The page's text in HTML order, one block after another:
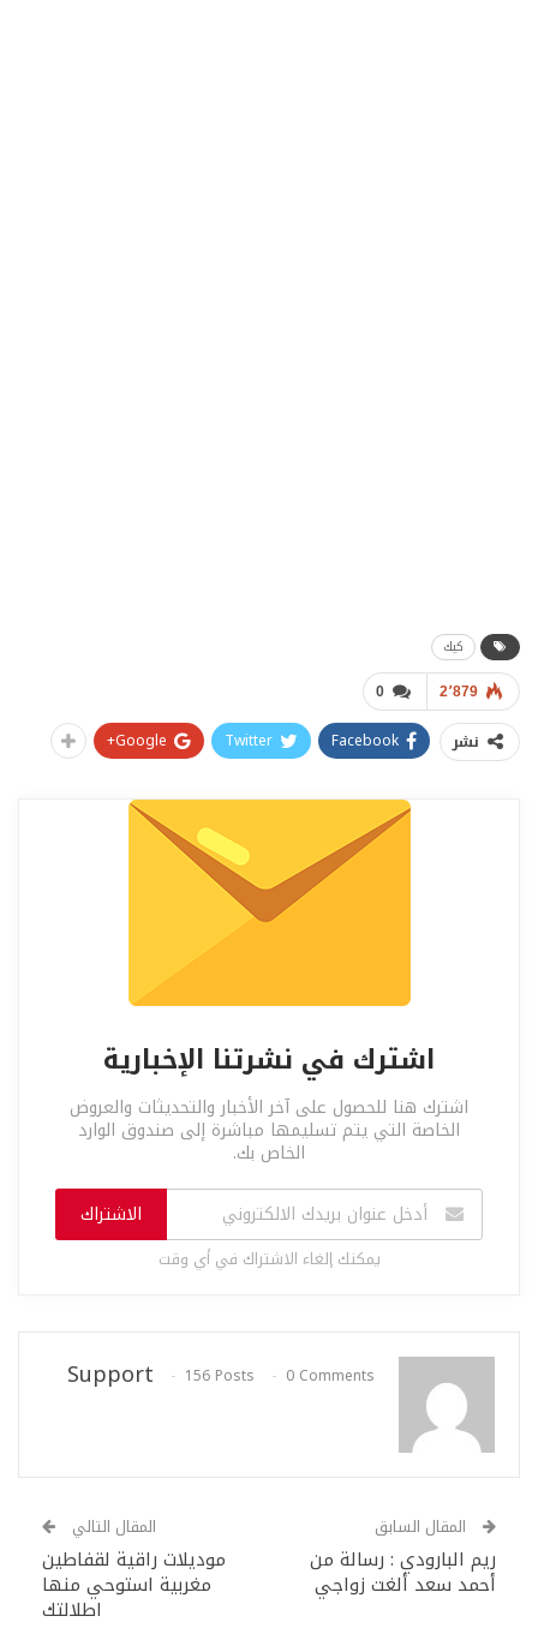
كيك
0 2٬879
نشر Facebook
Twitter
Google+
اشترك في نشرتنا الإخبارية
اشترك هنا للحصول على آخر الأخبار والتحديثات والعروض
الخاصة التي يتم تسليمها مباشرة إلى صندوق الوارد
الخاص بك.
الاشتراك
يمكنك إلغاء الاشتراك في أي وقت
Support 156 Posts 0 Comments
المقال السابق
ريم البارودي : رسالة من
أحمد سعد ألغت زواجي
المقال التالي
موديلات راقية لقفاطين
مغربية استوحي منها
اطلالتك